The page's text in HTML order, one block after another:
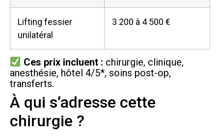
Lifting fessier
unilatéral
3 200 à 4 500 €
Ces prix incluent : chirurgie, clinique,
anesthésie, hôtel 4/5*, soins post-op,
transferts.
À qui s’adresse cette
chirurgie ?